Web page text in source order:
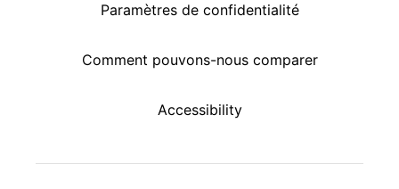
Paramètres de confidentialité
Comment pouvons-nous comparer
Accessibility